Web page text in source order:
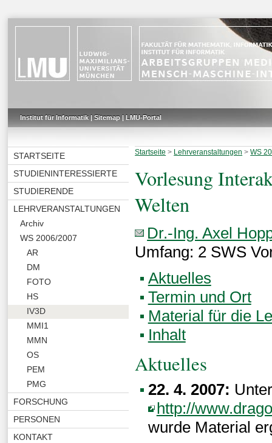
Institut für Informatik| Sitemap| LMU-Portal
STARTSEITE
STUDIENINTERESSIERTE
STUDIERENDE
LEHRVERANSTALTUNGEN
Archiv
WS 2006/2007
AR
DM
FOTO
HS
IV3D
MMI1
MMN
OS
PEM
PMG
FORSCHUNG
PERSONEN
KONTAKT
Startseite > Lehrveranstaltungen >WS
Vorlesung
Welten
Dr.-Ing. Axel
Umfang: 2 SWS
Aktuelles
Termin und Ort
Material für die
Inhalt
Aktuelles
22. 4. 2007: Unter
http://
wurde Material